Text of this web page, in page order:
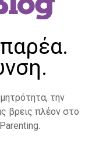
την
βρεις πλέον στο